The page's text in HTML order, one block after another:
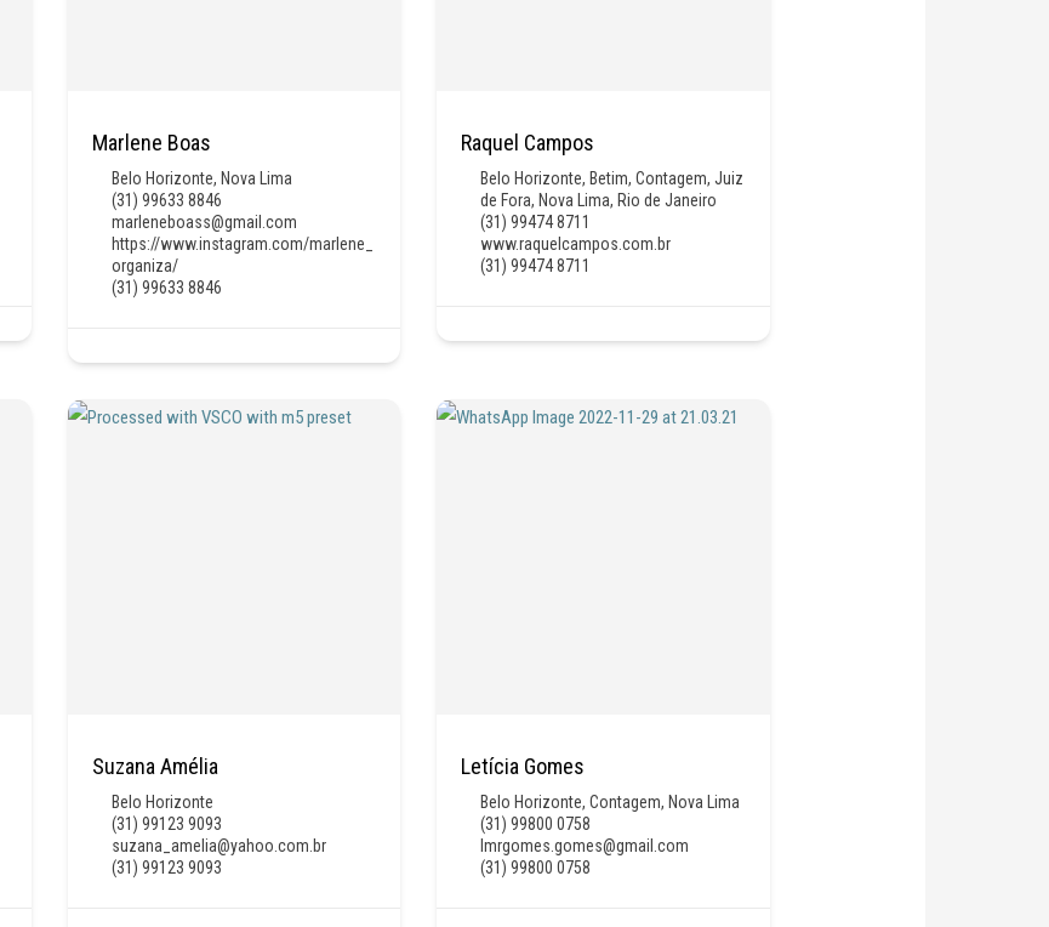
Marlene Boas
Belo Horizonte, Nova Lima
(31) 99633 8846
marleneboass@gmail.com
https://www.instagram.com/marlene_
organiza/
(31) 99633 8846
Raquel Campos
Belo Horizonte, Betim,Contagem,Juiz
de Fora, Nova Lima, Rio de Janeiro
(31) 99474 8711
www.raquelcampos.com.br
(31) 99474 8711
Suzana Amélia
Belo Horizonte
(31) 99123 9093
suzana_amelia@yahoo.com.br
(31) 99123 9093
Letícia Gomes
Belo Horizonte,Contagem, Nova Lima
(31) 99800 0758
lmrgomes.gomes@gmail.com
(31) 99800 0758